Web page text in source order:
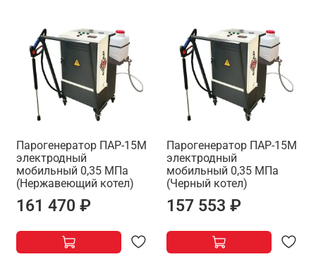
Парогенератор ПАР-15М
электродный
мобильный 0,35 МПа
(Нержавеющий котел)
161 470 ₽
Парогенератор ПАР-15М
электродный
мобильный 0,35 МПа
(Черный котел)
157 553 ₽